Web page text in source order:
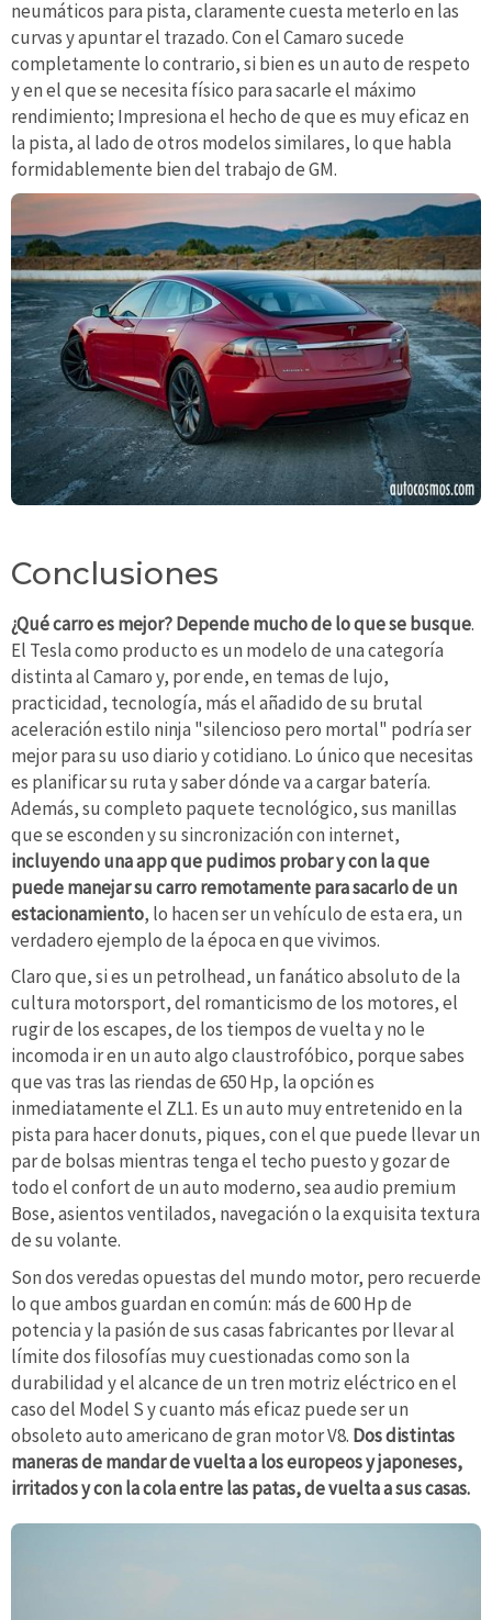
neumáticos para pista, claramente cuesta meterlo en las
curvas y apuntar el trazado. Con el Camaro sucede
completamente lo contrario, si bien es un auto de respeto
y en el que se necesita físico para sacarle el máximo
rendimiento; Impresiona el hecho de que es muy eficaz en
la pista, al lado de otros modelos similares, lo que habla
formidablemente bien del trabajo de GM.
Conclusiones
¿Qué carro es mejor? Depende mucho de lo que se busque.
El Tesla como producto es un modelo de una categoría
distinta al Camaro y, por ende, en temas de lujo,
practicidad, tecnología, más el añadido de su brutal
aceleración estilo ninja "silencioso pero mortal" podría ser
mejor para su uso diario y cotidiano. Lo único que necesitas
es planificar su ruta y saber dónde va a cargar batería.
Además, su completo paquete tecnológico, sus manillas
que se esconden y su sincronización con internet,
incluyendo una app que pudimos probar y con la que
puede manejar su carro remotamente para sacarlo de un
estacionamiento, lo hacen ser un vehículo de esta era, un
verdadero ejemplo de la época en que vivimos.
Claro que, si es un petrolhead, un fanático absoluto de la
cultura motorsport, del romanticismo de los motores, el
rugir de los escapes, de los tiempos de vuelta y no le
incomoda ir en un auto algo claustrofóbico, porque sabes
que vas tras las riendas de 650 Hp, la opción es
inmediatamente el ZL1. Es un auto muy entretenido en la
pista para hacer donuts, piques, con el que puede llevar un
par de bolsas mientras tenga el techo puesto y gozar de
todo el confort de un auto moderno, sea audio premium
Bose, asientos ventilados, navegación o la exquisita textura
de su volante.
Son dos veredas opuestas del mundo motor, pero recuerde
lo que ambos guardan en común: más de 600 Hp de
potencia y la pasión de sus casas fabricantes por llevar al
límite dos filosofías muy cuestionadas como son la
durabilidad y el alcance de un tren motriz eléctrico en el
caso del Model S y cuanto más eficaz puede ser un
obsoleto auto americano de gran motor V8. Dos distintas
maneras de mandar de vuelta a los europeos y japoneses,
irritados y con la cola entre las patas, de vuelta a sus casas.